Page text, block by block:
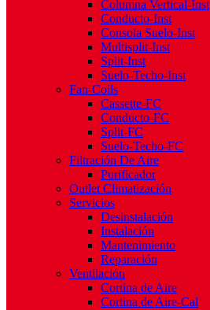
Columna Vertical-Inst
Conducto-Inst
Consola Suelo-Inst
Multisplit-Inst
Split-Inst
Suelo-Techo-Inst
Fan-Coils
Cassette-FC
Conducto-FC
Split-FC
Suelo-Techo-FC
Filtración De Aire
Purificador
Outlet Climatización
Servicios
Desinstalación
Instalación
Mantenimiento
Reparación
Ventilación
Cortina de Aire
Cortina de Aire-Cal